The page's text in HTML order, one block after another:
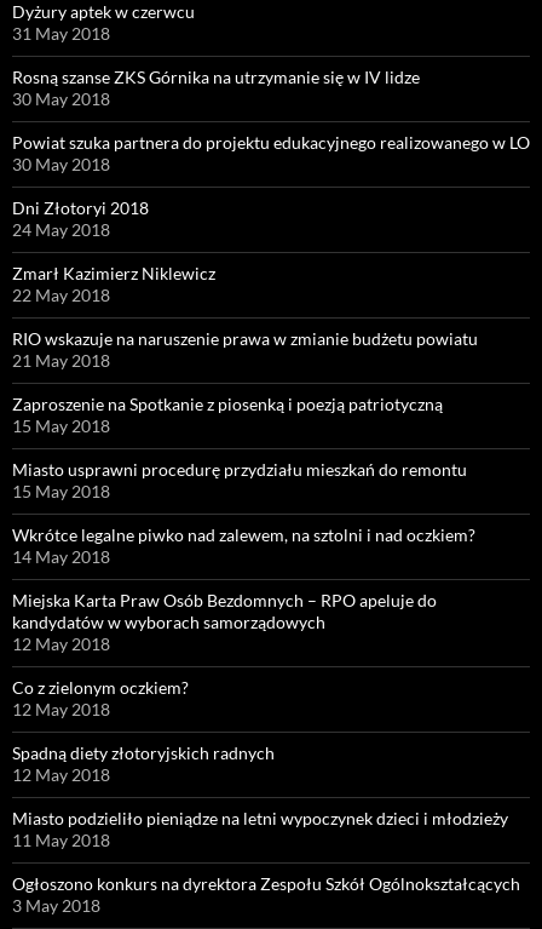
Dyżury aptek w czerwcu
31 May 2018
Rosną szanse ZKS Górnika na utrzymanie się w IV lidze
30 May 2018
Powiat szuka partnera do projektu edukacyjnego realizowanego w LO
30 May 2018
Dni Złotoryi 2018
24 May 2018
Zmarł Kazimierz Niklewicz
22 May 2018
RIO wskazuje na naruszenie prawa w zmianie budżetu powiatu
21 May 2018
Zaproszenie na Spotkanie z piosenką i poezją patriotyczną
15 May 2018
Miasto usprawni procedurę przydziału mieszkań do remontu
15 May 2018
Wkrótce legalne piwko nad zalewem, na sztolni i nad oczkiem?
14 May 2018
Miejska Karta Praw Osób Bezdomnych – RPO apeluje do
kandydatów w wyborach samorządowych
12 May 2018
Co z zielonym oczkiem?
12 May 2018
Spadną diety złotoryjskich radnych
12 May 2018
Miasto podzieliło pieniądze na letni wypoczynek dzieci i młodzieży
11 May 2018
Ogłoszono konkurs na dyrektora Zespołu Szkół Ogólnokształcących
3 May 2018